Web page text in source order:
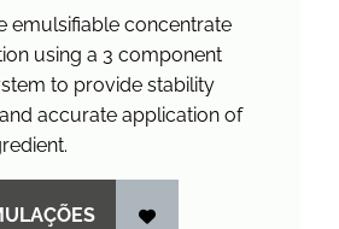
emulsifiable concentrate
using a 3 component
to provide stability
accurate application of